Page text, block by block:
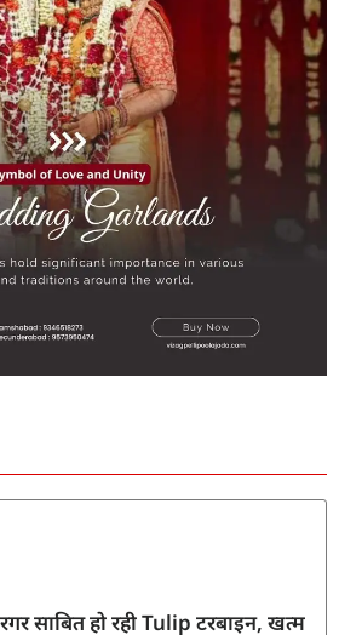
साबित हो रही Tulip टरबाइन, खत्म